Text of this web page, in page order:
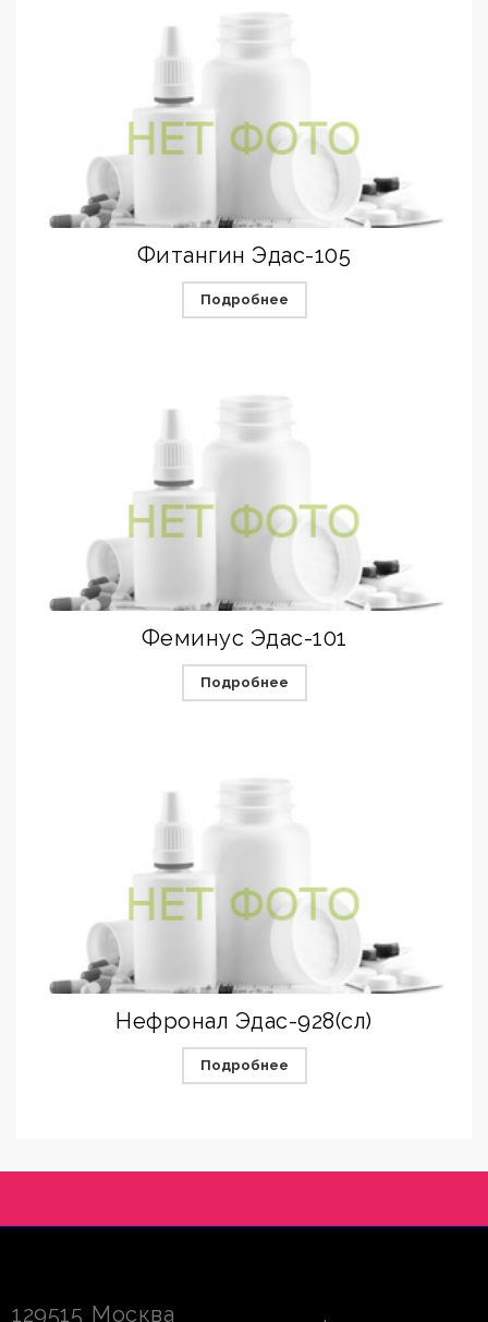
Фитангин Эдас-105
Подробнее
Феминус Эдас-101
Подробнее
Нефронал Эдас-928(сл)
Подробнее
129515 Москва ,